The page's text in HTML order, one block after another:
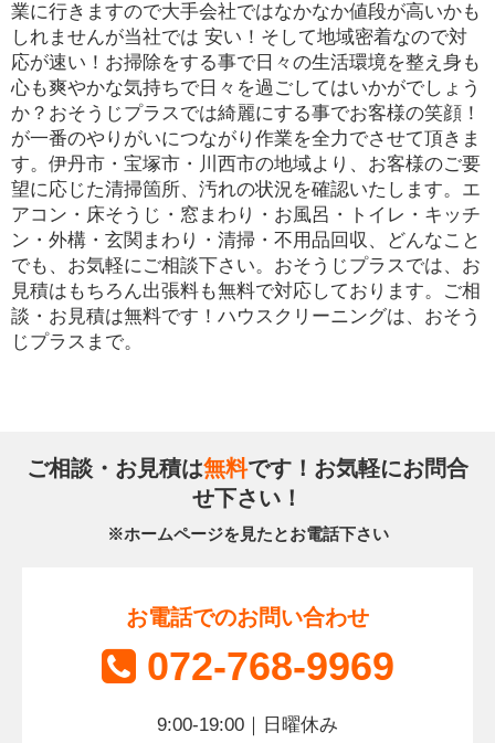
業に行きますので大手会社ではなかなか値段が高いかも
しれませんが当社では 安い！そして地域密着なので対
応が速い！お掃除をする事で日々の生活環境を整え身も
心も爽やかな気持ちで日々を過ごしてはいかがでしょう
か？おそうじプラスでは綺麗にする事でお客様の笑顔！
が一番のやりがいにつながり作業を全力でさせて頂きま
す。伊丹市・宝塚市・川西市の地域より、お客様のご要
望に応じた清掃箇所、汚れの状況を確認いたします。エ
アコン・床そうじ・窓まわり・お風呂・トイレ・キッチ
ン・外構・玄関まわり・清掃・不用品回収、どんなこと
でも、お気軽にご相談下さい。おそうじプラスでは、お
見積はもちろん出張料も無料で対応しております。ご相
談・お見積は無料です！ハウスクリーニングは、おそう
じプラスまで。
ご相談・お見積は無料です！お気軽にお問合
せ下さい！
※ホームページを見たとお電話下さい
お電話でのお問い合わせ
072-768-9969
9:00-19:00｜日曜休み